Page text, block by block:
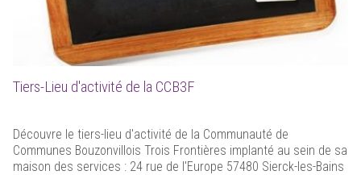
Tiers-Lieu d'activité de la CCB3F
Découvre le tiers-lieu d'activité de la Communauté de
Communes Bouzonvillois Trois Frontières implanté au sein de sa
maison des services : 24 rue de l'Europe 57480 Sierck-les-Bains